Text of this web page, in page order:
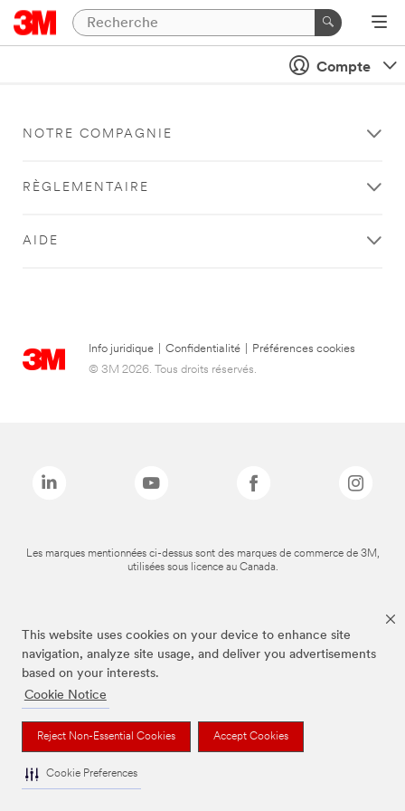
This website uses cookies on your device to enhance site
navigation, analyze site usage, and deliver you advertisements
based on your interests.
Cookie Notice
Reject Non-Essential Cookies Accept Cookies
Cookie Preferences
Compte
NOTRE COMPAGNIE
RÈGLEMENTAIRE
AIDE
Info juridique Confidentialité
Préférences cookies
© 3M 2026. Tous droits réservés.
Les marques mentionnées ci-dessus sont des marques de commerce de 3M,
utilisées sous licence au Canada.